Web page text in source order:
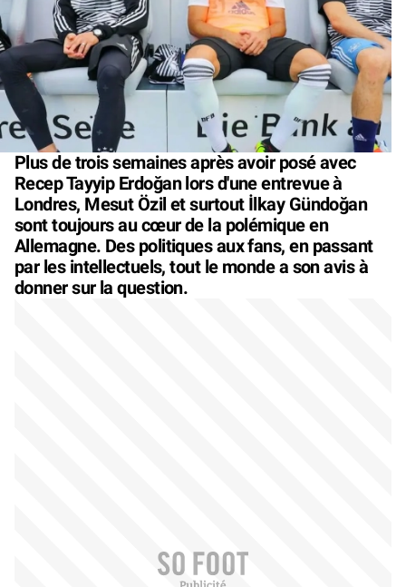
Plus de trois semaines après avoir posé avec
Recep Tayyip Erdoğan lors d'une entrevue à
Londres, Mesut Özil et surtout İlkay Gündoğan
sont toujours au cœur de la polémique en
Allemagne. Des politiques aux fans, en passant
par les intellectuels, tout le monde a son avis à
donner sur la question.